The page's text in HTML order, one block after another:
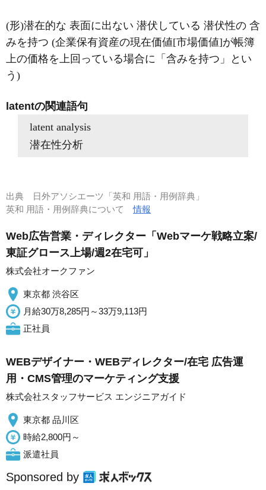
(形)潜在的な 表面に出ない 潜伏している 潜伏性の 含
みを持つ (企業保有資産の現在価値[市場価値]が帳簿
上の価格を上回っている場合に「含みを持つ」とい
う)
latentの関連語句
latent analysis
潜在性分析
出典
日外アソシエーツ「英和 用語・用例辞典」
英和 用語・用例辞典について情報
Web広告営業・ディレクター「Webマーケ戦略立案/
東証グロース上場/週2在宅可」
株式会社オークファン
東京都 渋谷区
月給30万8,285円～33万9,113円
正社員
WEBデザイナー・WEBディレクター/在宅 広告運
用・CMS管理のマーケティング支援
株式会社スタッフサービス エンジニアガイド
東京都 品川区
時給2,800円～
派遣社員
Sponsored by